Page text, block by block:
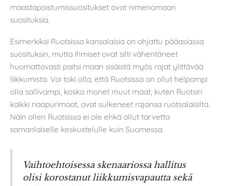
maastapoistumissuositukset ovat nimenomaan
suosituksia.
Esimerkiksi Ruotsissa kansalaisia on ohjattu pääasiassa
suosituksin, mutta ihmiset ovat silti vähentäneet
huomattavasti paitsi maan sisäistä myös rajat ylittävää
liikkumista. Voi toki olla, että Ruotsissa on ollut helpompi
olla sallivampi, koska monet muut maat, kuten Ruotsin
kaikki naapurimaat, ovat sulkeneet rajansa ruotsalaisilta.
Näin ollen Ruotsissa ei ole ehkä ollut tarvetta
samanlaiselle keskustelulle kuin Suomessa.
Vaihtoehtoisessa skenaariossa hallitus
olisi korostanut liikkumisvapautta sekä